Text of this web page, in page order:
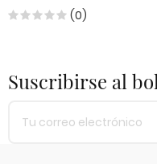
(0)
Suscribirse al